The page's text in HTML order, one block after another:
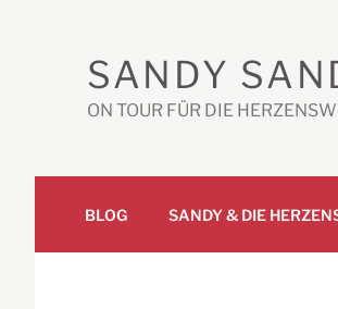
springenSANDY
ON TOUR FÜR DIE
BLOG SANDY & DIE